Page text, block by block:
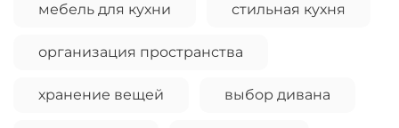
мебель для кухни стильная кухня
организация пространства
хранение вещей выбор дивана